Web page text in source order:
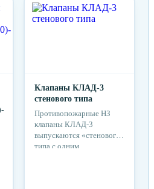
фланцем с внутренним
размещением привода.
Клапаны КЛАД-3
стенового типа
Противопожарные НЗ
клапаны КЛАД-3
выпускаются «стенового»
типа с одним